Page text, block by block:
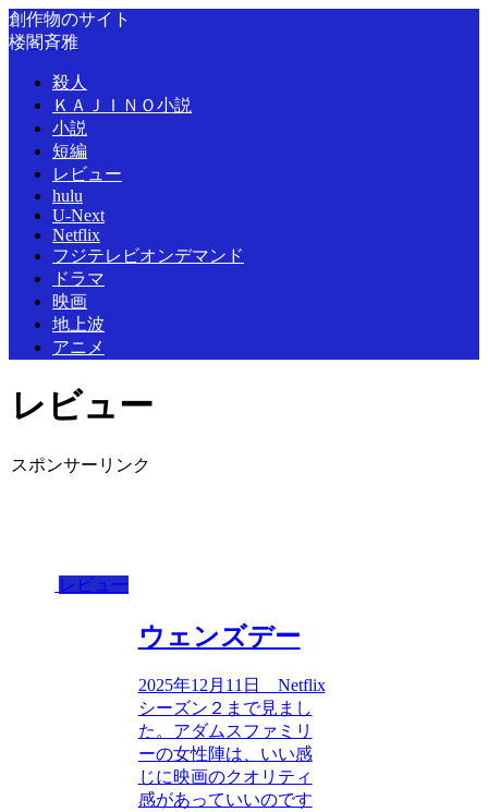
創作物のサイト
楼閣斉雅
殺人
ＫＡＪＩＮＯ小説
小説
短編
レビュー
hulu
U-Next
Netflix
フジテレビオンデマンド
ドラマ
映画
地上波
アニメ
レビュー
スポンサーリンク
レビュー
ウェンズデー
2025年12月11日 Netflix
シーズン２まで見まし
た。アダムスファミリ
ーの女性陣は、いい感
じに映画のクオリティ
感があっていいのです